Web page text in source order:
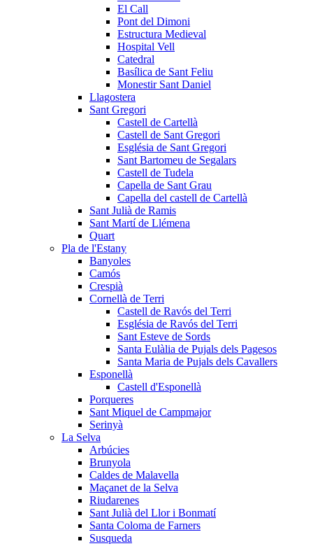
El Call
Pont del Dimoni
Estructura Medieval
Hospital Vell
Catedral
Basílica de Sant Feliu
Monestir Sant Daniel
Llagostera
Sant Gregori
Castell de Cartellà
Castell de Sant Gregori
Església de Sant Gregori
Sant Bartomeu de Segalars
Castell de Tudela
Capella de Sant Grau
Capella del castell de Cartellà
Sant Julià de Ramis
Sant Martí de Llémena
Quart
Pla de l'Estany
Banyoles
Camós
Crespià
Cornellà de Terri
Castell de Ravós del Terri
Església de Ravós del Terri
Sant Esteve de Sords
Santa Eulàlia de Pujals dels Pagesos
Santa Maria de Pujals dels Cavallers
Esponellà
Castell d'Esponellà
Porqueres
Sant Miquel de Campmajor
Serinyà
La Selva
Arbúcies
Brunyola
Caldes de Malavella
Maçanet de la Selva
Riudarenes
Sant Julià del Llor i Bonmatí
Santa Coloma de Farners
Susqueda